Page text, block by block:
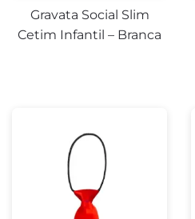
Gravata Social Slim
Cetim Infantil – Branca